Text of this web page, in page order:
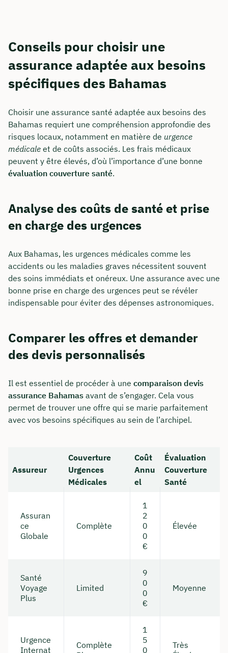
Conseils pour choisir une
assurance adaptée aux besoins
spécifiques des Bahamas
Choisir une assurance santé adaptée aux besoins des
Bahamas requiert une compréhension approfondie des
risques locaux, notamment en matière de urgence
médicale et de coûts associés. Les frais médicaux
peuvent y être élevés, d’où l’importance d’une bonne
évaluation couverture santé.
Analyse des coûts de santé et prise
en charge des urgences
Aux Bahamas, les urgences médicales comme les
accidents ou les maladies graves nécessitent souvent
des soins immédiats et onéreux. Une assurance avec une
bonne prise en charge des urgences peut se révéler
indispensable pour éviter des dépenses astronomiques.
Comparer les offres et demander
des devis personnalisés
Il est essentiel de procéder à une comparaison devis
assurance Bahamas avant de s’engager. Cela vous
permet de trouver une offre qui se marie parfaitement
avec vos besoins spécifiques au sein de l’archipel.
Assureur
Couverture
Urgences
Médicales
Coût
Annu
el
Évaluation
Couverture
Santé
Assuran
ce
Globale
Complète
1
2
0
0
€
Élevée
Santé
Voyage
Plus
Limited
9
0
0
€
Moyenne
Urgence
Internat
Complète
1
5
0
Très